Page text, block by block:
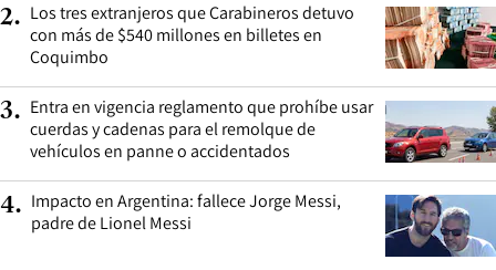
2. Los tres extranjeros que Carabineros detuvo
con más de $540 millones en billetes en
Coquimbo
3. Entra en vigencia reglamento que prohíbe usar
cuerdas y cadenas para el remolque de
vehículos en panne o accidentados
4. Impacto en Argentina: fallece Jorge Messi,
padre de Lionel Messi